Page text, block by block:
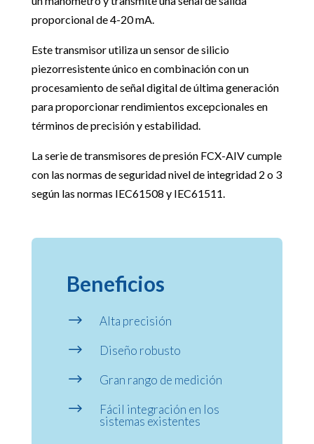
proporcional de 4-20 mA.
Este transmisor utiliza un sensor de silicio
piezorresistente único en combinación con un
procesamiento de señal digital de última generación
para proporcionar rendimientos excepcionales en
términos de precisión y estabilidad.
La serie de transmisores de presión FCX-AIV cumple
con las normas de seguridad nivel de integridad 2 o 3
según las normas IEC61508 y IEC61511.
Beneficios
$ Alta precisión
$ Diseño robusto
$ Gran rango de medición
$
Fácil integración en los
sistemas existentes